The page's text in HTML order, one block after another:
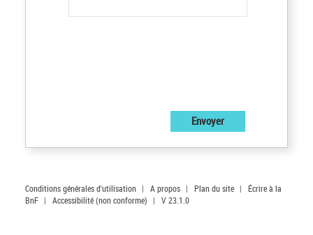
Conditions générales d'utilisation | A propos | Plan du site |
Écrire à la
BnF | Accessibilité (non conforme) | V 23.1.0